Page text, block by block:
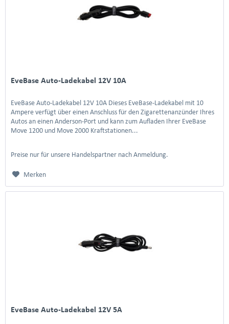
EveBase Auto-Ladekabel 12V 10A
EveBase Auto-Ladekabel 12V 10A Dieses EveBase-Ladekabel mit 10
Ampere verfügt über einen Anschluss für den Zigarettenanzünder Ihres
Autos an einen Anderson-Port und kann zum Aufladen Ihrer EveBase
Move 1200 und Move 2000 Kraftstationen...
Preise nur für unsere Handelspartner nach Anmeldung.
Merken
EveBase Auto-Ladekabel 12V 5A